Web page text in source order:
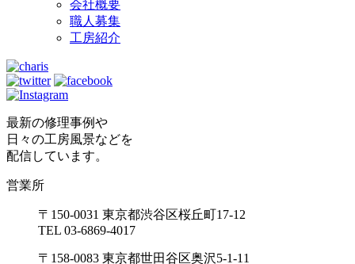
会社概要
職人募集
工房紹介
最新の修理事例や
日々の工房風景などを
配信しています。
営業所
〒150-0031 東京都渋谷区桜丘町17-12
TEL 03-6869-4017
〒158-0083 東京都世田谷区奥沢5-1-11